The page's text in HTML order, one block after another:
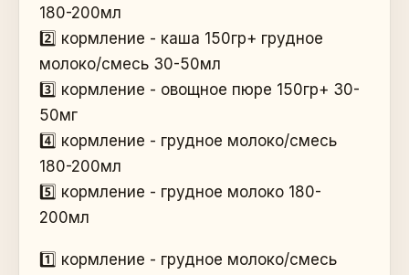
180-200мл
2️⃣ кормление - каша 150гр+ грудное
молоко/смесь 30-50мл
3️⃣ кормление - овощное пюре 150гр+ 30-
50мг
4️⃣ кормление - грудное молоко/смесь
180-200мл
5️⃣ кормление - грудное молоко 180-
200мл
1️⃣ кормление - грудное молоко/смесь